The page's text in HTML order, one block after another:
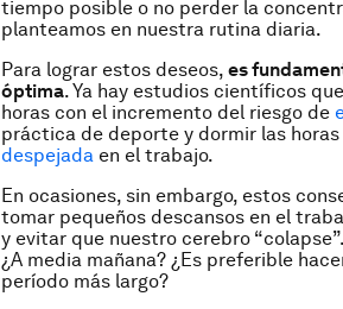
tiempo posible o no perder la
planteamos en nuestra rutina diaria.
Para lograr estos deseos, es
óptima. Ya hay estudios científicos
horas con el incremento del riesgo de
práctica de deporte y dormir las
despejada en el trabajo.
En ocasiones, sin embargo, estos
tomar pequeños descansos en el
y evitar que nuestro cerebro “colapse”.
¿A media mañana? ¿Es preferible
período más largo?